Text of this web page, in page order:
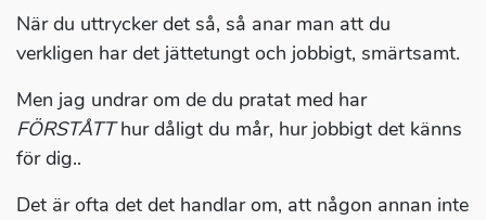
När du uttrycker det så, så anar man att du
verkligen har det jättetungt och jobbigt, smärtsamt.
Men jag undrar om de du pratat med har
FÖRSTÅTThur dåligt du mår, hur jobbigt det känns
för dig..
Det är ofta det det handlar om, att någon annan inte